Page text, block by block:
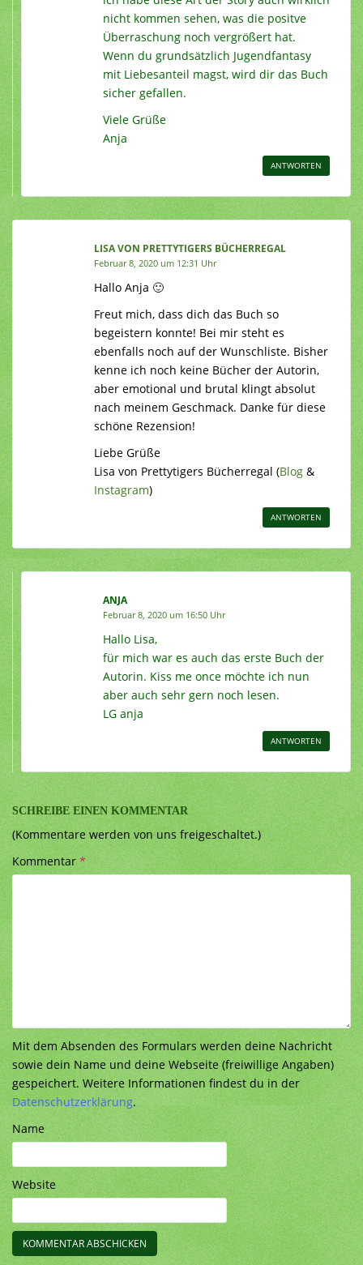
nicht kommen sehen, was die positve
Überraschung noch vergrößert hat.
Wenn du grundsätzlich Jugendfantasy
mit Liebesanteil magst, wird dir das Buch
sicher gefallen.
Viele Grüße
Anja
ANTWORTEN
LISA VON PRETTYTIGERS BÜCHERREGAL
Februar 8, 2020 um 12:31 Uhr
Hallo Anja 🙂
Freut mich, dass dich das Buch so
begeistern konnte! Bei mir steht es
ebenfalls noch auf der Wunschliste. Bisher
kenne ich noch keine Bücher der Autorin,
aber emotional und brutal klingt absolut
nach meinem Geschmack. Danke für diese
schöne Rezension!
Liebe Grüße
Lisa von Prettytigers Bücherregal (Blog &
Instagram)
ANTWORTEN
ANJA
Februar 8, 2020 um 16:50 Uhr
Hallo Lisa,
für mich war es auch das erste Buch der
Autorin. Kiss me once möchte ich nun
aber auch sehr gern noch lesen.
LG anja
ANTWORTEN
SCHREIBE EINEN KOMMENTAR
(Kommentare werden von uns freigeschaltet.)
Kommentar*
Mit dem Absenden des Formulars werden deine Nachricht
sowie dein Name und deine Webseite (freiwillige Angaben)
gespeichert. Weitere Informationen findest du in der
Datenschutzerklärung.
Name
Website